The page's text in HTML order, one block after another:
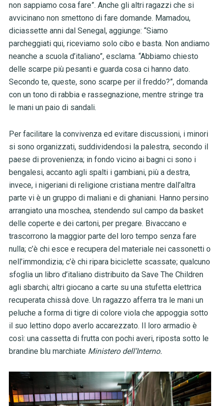
non sappiamo cosa fare”. Anche gli altri ragazzi che si
avvicinano non smettono di fare domande. Mamadou,
diciassette anni dal Senegal, aggiunge: “Siamo
parcheggiati qui, riceviamo solo cibo e basta. Non andiamo
neanche a scuola d’italiano”, esclama. “Abbiamo chiesto
delle scarpe più pesanti e guarda cosa ci hanno dato.
Secondo te, queste, sono scarpe per il freddo?”, domanda
con un tono di rabbia e rassegnazione, mentre stringe tra
le mani un paio di sandali.
Per facilitare la convivenza ed evitare discussioni, i minori
si sono organizzati, suddividendosi la palestra, secondo il
paese di provenienza; in fondo vicino ai bagni ci sono i
bengalesi, accanto agli spalti i gambiani, più a destra,
invece, i nigeriani di religione cristiana mentre dall’altra
parte vi è un gruppo di maliani e di ghaniani. Hanno persino
arrangiato una moschea, stendendo sul campo da basket
delle coperte e dei cartoni, per pregare. Bivaccano e
trascorrono la maggior parte del loro tempo senza fare
nulla; c’è chi esce e recupera del materiale nei cassonetti o
nell’immondizia; c’è chi ripara biciclette scassate; qualcuno
sfoglia un libro d’italiano distribuito da Save The Children
agli sbarchi; altri giocano a carte su una stufetta elettrica
recuperata chissà dove. Un ragazzo afferra tra le mani un
peluche a forma di tigre di colore viola che appoggia sotto
il suo lettino dopo averlo accarezzato. Il loro armadio è
così: una cassetta di frutta con pochi averi, riposta sotto le
brandine blu marchiate Ministero dell’Interno.